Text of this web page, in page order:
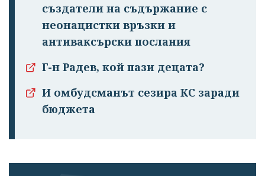
създатели на съдържание с
неонацистки връзки и
антиваксърски послания
Г-н Радев, кой пази децата?
И омбудсманът сезира КС заради
бюджета